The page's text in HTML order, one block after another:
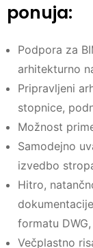
ponuja:
Podpora za
arhitekturno
Pripravljeni
stopnice,
Možnost
Samodejno
izvedbo
Hitro,
formatu
Večplastno